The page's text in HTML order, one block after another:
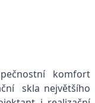
komfort
skla největšího